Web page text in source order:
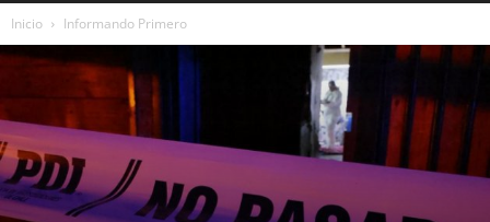
Inicio Informando Primero